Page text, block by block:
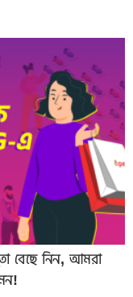
বেছে নিন, আমরা